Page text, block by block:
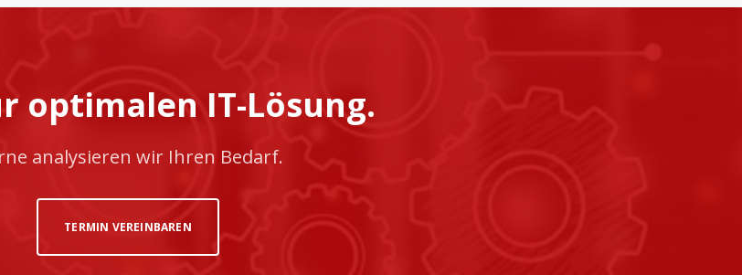
optimalen IT-Lösung.
analysieren wir Ihren Bedarf.
TERMIN VEREINBAREN